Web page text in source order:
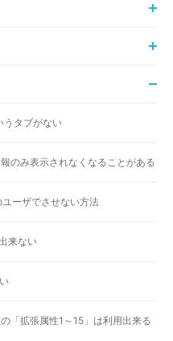
うタブがない
のみ表示されなくなることがある
ーザでさせない方法
来ない
「拡張属性1～15」は利用出来る